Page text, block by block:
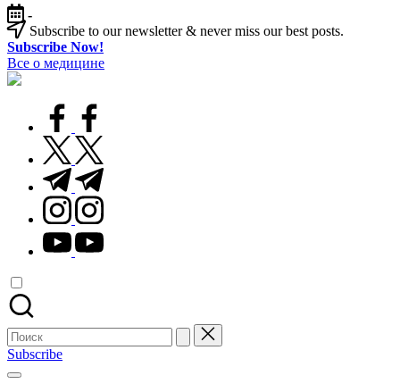
Перейти
к
содержимому
-
Subscribe to our newsletter & never miss our best posts.
Subscribe Now!
Все о медицине
Лечитесь
facebook.com
twitter.com
t.me
instagram.com
youtube.com
Поиск
для:
Subscribe